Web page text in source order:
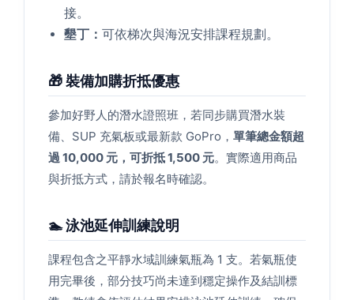
接。
墾丁： 可依梯次與海況安排課程規劃。
🎁 裝備加購折抵優惠
參加好野人的潛水證照班，若同步購買潛水裝
備、SUP 充氣板或最新款 GoPro， 單筆總金額超
過 10,000 元，可折抵 1,500 元。實際適用商品
與折抵方式，請於報名時確認。
🏊 泳池延伸訓練說明
課程包含之平靜水域訓練氣瓶為 1 支。若氣瓶使
用完畢後，部分技巧尚未達到穩定操作及結訓標